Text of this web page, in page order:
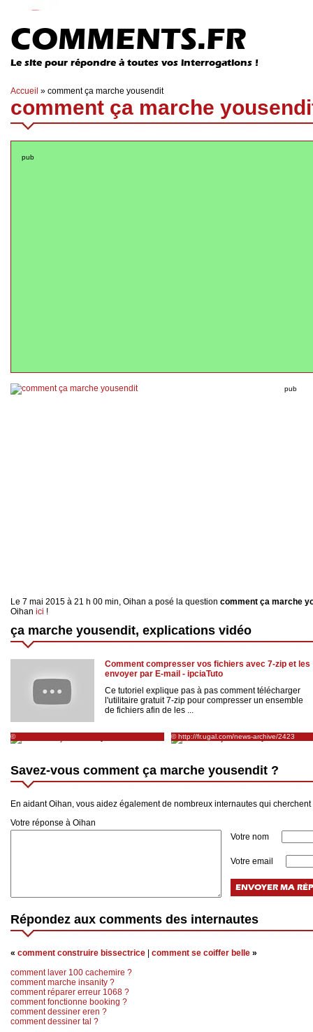
COMMENTS.FR
Le site pour répondre à toutes vos interrogations !
Accueil » comment ça marche yousendit
comment ça marche
pub
pub
Le 7 mai 2015 à 21 h 00 min, Oihan a posé la question comment ça marche
Oihan ici !
ça marche yousendit, explications vidéo
Comment compresser vos fichiers avec 7-zip et les
envoyer par E-mail - ipciaTuto
Ce tutoriel explique pas à pas comment télécharger
l'utilitaire gratuit 7-zip pour compresser un ensemble
de fichiers afin de les ...
©
http://www.commentcamarche.net/sites/details/yousendit.com
© http://fr.ugal.com/news-archive/2423
Savez-vous comment ça marche yousendit ?
En aidant Oihan, vous aidez également de nombreux internautes qui
Votre réponse à Oihan
Votre nom
Votre email
Répondez aux comments des internautes
« comment construire bissectrice comment se coiffer belle »
comment laver 100 cachemire ?
comment marche insanity ?
comment réparer erreur 1068 ?
comment fonctionne booking ?
comment dessiner eren ?
comment dessiner tal ?